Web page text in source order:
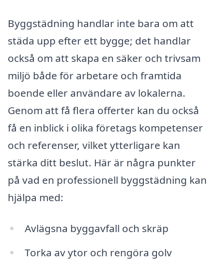
Byggstädning handlar inte bara om att
städa upp efter ett bygge; det handlar
också om att skapa en säker och trivsam
miljö både för arbetare och framtida
boende eller användare av lokalerna.
Genom att få flera offerter kan du också
få en inblick i olika företags kompetenser
och referenser, vilket ytterligare kan
stärka ditt beslut. Här är några punkter
på vad en professionell byggstädning kan
hjälpa med:
Avlägsna byggavfall och skräp
Torka av ytor och rengöra golv